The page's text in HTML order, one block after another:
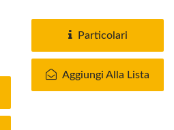
Particolari
Aggiungi Alla Lista